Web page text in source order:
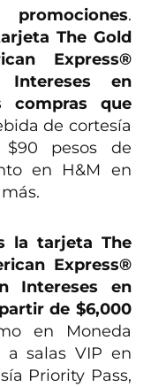
.
The Gold
Express®
en
compras que
de cortesía
pesos de
en H&M en
la tarjeta The
Express®
Intereses en
de $6,000
en Moneda
a salas VIP en
Priority Pass,